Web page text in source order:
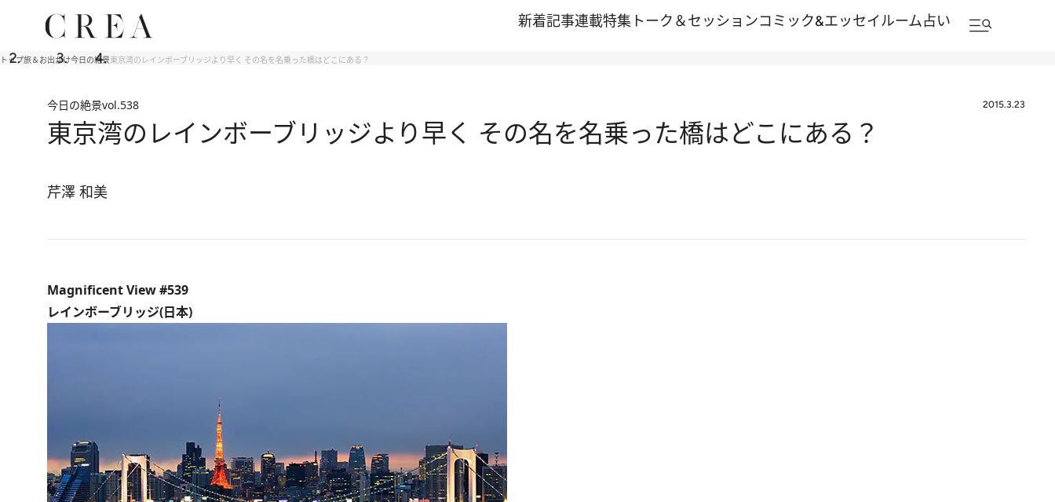
新着記事連載特集 トーク＆セッションコミック&エッセイルーム占い
トップ旅＆お出かけ今日の絶景東京湾のレインボーブリッジより早く その名を名乗った橋はどこにある？
今日の絶景vol.538 2015.3.23
東京湾のレインボーブリッジより早く その名を名乗った橋はどこにある？
芹澤 和美
Magnificent View #539
レインボーブリッジ(日本)